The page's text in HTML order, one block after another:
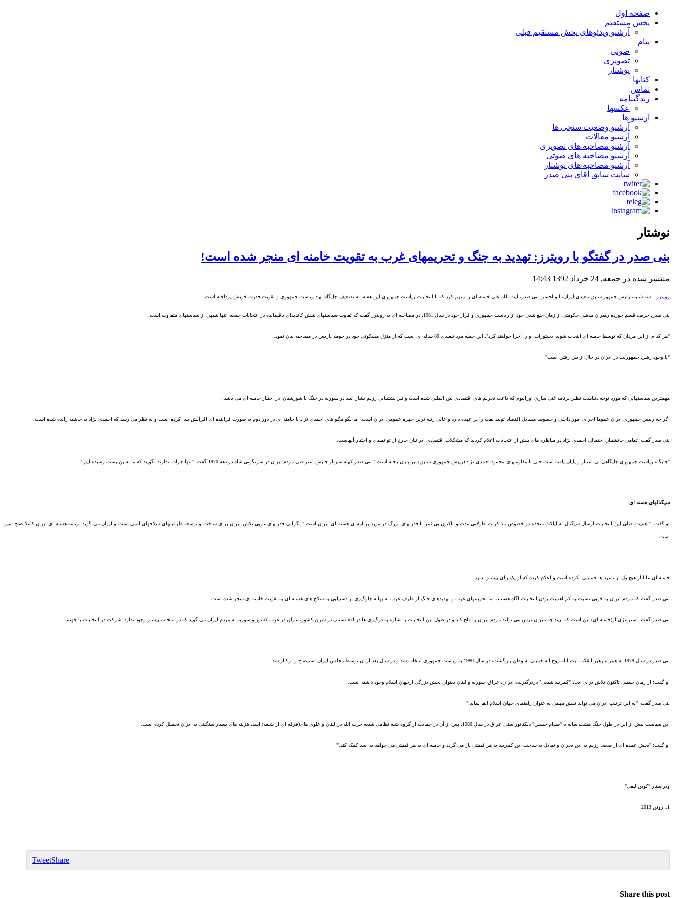
صفحه اول
پخش مستقیم
آرشیو ویدئوهای پخش مستقیم قبلی
پیام
صوتی
تصویری
نوشتار
کتابها
تماس
زندگینامه
عکسها
آرشیو ها
آرشیو وضعیت سنجی ها
آرشیو مقالات
آرشیو مصاخبه های تصویری
آرشیو مصاخبه های صوتی
آرشیو مصاخبه های نوشتار
سایت سابق آقای بنی صدر
نوشتار
بنی صدر در گفتگو با رویترز: تهدید به جنگ و تحریمهای غرب به تقویت خامنه ای منجر شده است!
منتشر شده در جمعه, 24 خرداد 1392 14:43
رویترز – سه شنبه، رئیس جمهور سابق تبعیدی ایران، ابوالحسن بنی صدر، آیت الله علی خامنه ای را متهم کرد که با انتخابات ریاست جمهوری این هفته، به تضعیف جایگاه نهاد ریاست جمهوری و تقویت قدرت خویش پرداخته است
بنی صدر، حریف قسم خورده رهبران مذهبی حکومتی از زمان خلع شدن خود از ریاست جمهوری و فرار خود در سال 1981، در مصاحبه ای به رویترز گفت که تفاوت سیاستهای شش کاند یدای باقیمانده در انتخابات جمعه، تنها شبهی از سیاستهای متفاوت است
"هر کدام از این مردان که توسط خامنه ای انتخاب شوند، دستورات او را اجر ا خواهند کرد"، این جمله مرد تبعیدی 80 ساله ای است که از منزل مسکونی خود در حومه پاریس در مصاحبه بیان نمود
"با وجود رهبر، جمهوریت در ایران در حال از بین رفتن است"
مهمترین سیاستهایی که مورد توجه دنیاست نظیر برنامه غنی سازی اورانیوم که باعث تحریم های اقتصادی بین المللی شده است و نیز پشتیبانی رژیم بشار اسد در سوریه در جنگ با شورشیان، در اختیار خامنه ای می باشد
اگر چه رییس جمهوری ایران عموما اجرای امور داخلی و خصوصا مسایل اقتصاد تولید نفت را بر عهده دارد و عالی رتبه ترین چهره عمومی ایران است، اما بگو مگو های احمدی نژاد با خامنه ای در دور دوم به صورت فزاینده ای افزایش پیدا کرده است و به نظر می رسد که احمدی نژاد به حاشیه رانده شده است
بنی صدر گفت: تمامی جانشینان احتمالی احمدی نژاد در مناظره های پیش از انتخابات اعلام کردند که مشکلات اقتصادی ایرانیان خارج از توانمندی و اختیار آنهاست
"جایگاه ریاست جمهوری جایگاهی بی اعتبار و پایان یافته است حتی با مقاومتهای محمود احمدی نژاد (رییس جمهوری سابق ) نیز پایان یافته است " بنی صدر کهنه سرباز جنبش اعتراضی مردم ایران در سرنگونی شاه در دهه 1970 گفت:
"آنها جرات ندارند بگویند که ما به بن بست رسیده ایم ."
سیگنالهای هسته ای
او گفت: "اهمیت اصلی این انتخابات ارسال سیگنال به ایالات متحده در خصوص مذاکرات طولانی مدت و تاکنون بی ثمر با قدرتهای بزرگ در مورد برنامه ی هسته ای ایران است." نگرانی قدرتهای غربی تلاش ایران برای ساخت و توسعهظرفیتهای سلاحهای اتمی است و ایران می گوید برنامه هسته ای ایران کاملا صلح آمیز
است
خامنه ای علنا از هیچ یک از نامزد ها حمایتی نکرده است و اعلام کرده که او یک رای بیشتر ندارد
بنی صدر گفت که مردم ایران به خوبی نسبت به کم اهمیت بودن انتخابات آگاه هستند، اما تحریمهای غرب و تهدیدهای جنگ از طرف غرب به بهانه جلوگیری از دستیابی به سلاح های هسته ای به تقویت خامنه ای منجر شده است
بنی صدر گفت: استراتژی او(خامنه ای) این است که ببیند چه میزان ترس می تواند مردم ایران را فلج کند و در طول این انتخابات با اشاره به درگیری ها در افغانستان در شرق کشور، عراق در غرب کشور و سوریه به مردم ایران می گوید که دو انتخاب بیشتر وجود ندارد : شرکت در انتخابات یا جهنم
بنی صدر در سال 1979 به همراه رهبر انقلاب آیت الله روح اله خمینی به وطن بازگشت، در سال 1980 به ریاست جمهوری انتخاب شد و در سال بعد از آن توسط مجلس ایران استیضاح و برکنار شد
او گفت: از زمان خمینی تاکنون تلاش برای ایجاد "کمربند شیعی" دربرگیرنده ایران، عراق، سوریه و لبنان بعنوان بخش بزرگی از جهان اسلام وجود داشته است
بنی صدر گفت: "به این ترتیب ایران می تواند نقش مهمی به عنوان راهنمای جهان اسلام ایفا نماید ."
این سیاست پیش از این در طول جنگ هشت ساله با "صدام حسین" دیکتاتور سنی عراق در سال 1980، پس از آن در حمایت از گروه شبه نظامی شیعه حزب الله در لبنان و علوی های(فرقه ای از شیعه) اسد، هزینه های بسیار سنگینی به ایران تحمیل کرده است
او گفت: "بخش عمده ای از ضعف رژیم به این بحران و تمایل به ساخت این کمربند به هر قیمتی باز می گردد و خامنه ای به هر قیمتی می خواهد به اسد کمک کند ."
ویراستار "کوین لیفی"
11 ژوئن 2013
TweetShare
Share this post